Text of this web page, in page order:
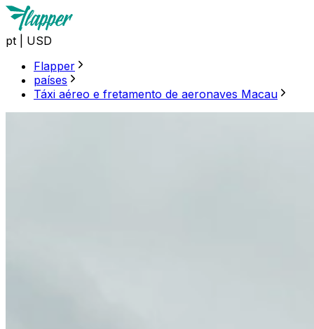
pt
USD
Flapper
países
Táxi aéreo e fretamento de aeronaves Macau